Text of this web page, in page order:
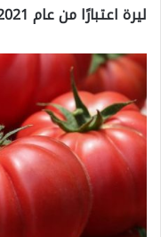
ليرة اعتبارًا من عام 2021. ”